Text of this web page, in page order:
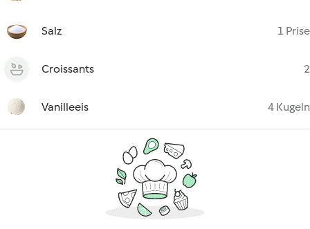
Salz 1 Prise
Croissants 2
Vanilleeis 4 Kugeln